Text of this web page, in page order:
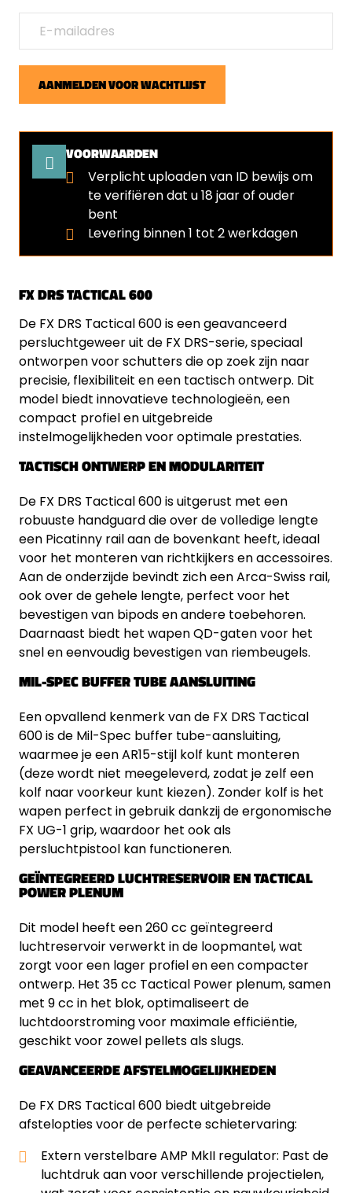
FX DRS TACTICAL 600
De FX DRS Tactical 600 is een geavanceerd
persluchtgeweer uit de FX DRS-serie, speciaal
ontworpen voor schutters die op zoek zijn naar
precisie, flexibiliteit en een tactisch ontwerp. Dit
model biedt innovatieve technologieën, een
compact profiel en uitgebreide
instelmogelijkheden voor optimale prestaties.
TACTISCH ONTWERP EN MODULARITEIT
De FX DRS Tactical 600 is uitgerust met een
robuuste handguard die over de volledige lengte
een Picatinny rail aan de bovenkant heeft, ideaal
voor het monteren van richtkijkers en accessoires.
Aan de onderzijde bevindt zich een Arca-Swiss rail,
ook over de gehele lengte, perfect voor het
bevestigen van bipods en andere toebehoren.
Daarnaast biedt het wapen QD-gaten voor het
snel en eenvoudig bevestigen van riembeugels.
MIL-SPEC BUFFER TUBE AANSLUITING
Een opvallend kenmerk van de FX DRS Tactical
600 is de Mil-Spec buffer tube-aansluiting,
waarmee je een AR15-stijl kolf kunt monteren
(deze wordt niet meegeleverd, zodat je zelf een
kolf naar voorkeur kunt kiezen). Zonder kolf is het
wapen perfect in gebruik dankzij de ergonomische
FX UG-1 grip, waardoor het ook als
persluchtpistool kan functioneren.
GEÏNTEGREERD LUCHTRESERVOIR EN TACTICAL
POWER PLENUM
Dit model heeft een 260 cc geïntegreerd
luchtreservoir verwerkt in de loopmantel, wat
zorgt voor een lager profiel en een compacter
ontwerp. Het 35 cc Tactical Power plenum, samen
met 9 cc in het blok, optimaliseert de
luchtdoorstroming voor maximale efficiëntie,
geschikt voor zowel pellets als slugs.
GEAVANCEERDE AFSTELMOGELIJKHEDEN
De FX DRS Tactical 600 biedt uitgebreide
afstelopties voor de perfecte schietervaring:
Extern verstelbare AMP MkII regulator: Past de
luchtdruk aan voor verschillende projectielen,
AANMELDEN VOOR WACHTLIJST
VOORWAARDEN
Verplicht uploaden van ID bewijs om
te verifiëren dat u 18 jaar of ouder
bent
Levering binnen 1 tot 2 werkdagen